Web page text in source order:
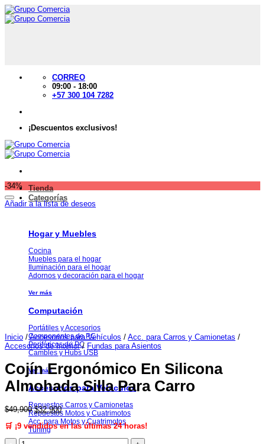
Saltar
al
contenido
CORREO
09:00 - 18:00
+57 300 104 7282
¡Descuentos exclusivos!
Tienda
Categorías
Hogar y Muebles
Cocina
Muebles para el hogar
Iluminación para el hogar
Adornos y decoración para el hogar
Ver más
Computación
Portátiles y Accesorios
Componentes de PC
Periféricos de PC
Cambles y Hubs USB
Ver más
Accesorios para Vehiculos
Repuestos Carros y Camionetas
Repuestos Motos y Cuatrimotos
Acc. para Motos y Cuatrimotos
Tuning
-34%
Añadir a la lista de deseos
Inicio / Accesorios para Vehículos / Acc. para Carros y Camionetas /
Accesorios de Interior / Fundas para Asientos
Cojín Ergonómico En Silicona
Almohada Silla Para Carro
$49,900 El
precio
original
era:
$32,900El
precio
actual
🛒 ¡9 vendidos en las últimas 24 horas!
Cojín